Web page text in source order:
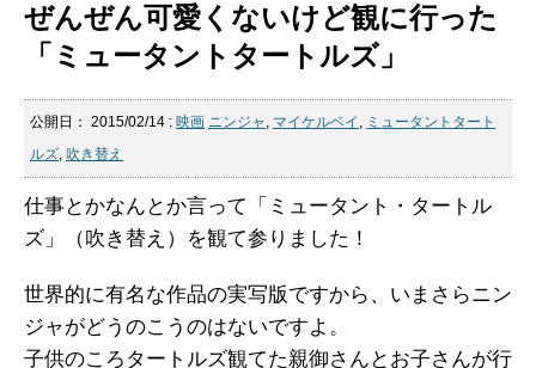
ぜんぜん可愛くないけど観に行った
「ミュータントタートルズ」
公開日： 2015/02/14 : 映画 ニンジャ , マイケルベイ , ミュータントタート
ルズ, 吹き替え
仕事とかなんとか言って「ミュータント・タートル
ズ」（吹き替え）を観て参りました！
世界的に有名な作品の実写版ですから、いまさらニン
ジャがどうのこうのはないですよ。
子供のころタートルズ観てた親御さんとお子さんが行